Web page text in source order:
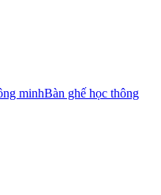
Bàn ghế học thông